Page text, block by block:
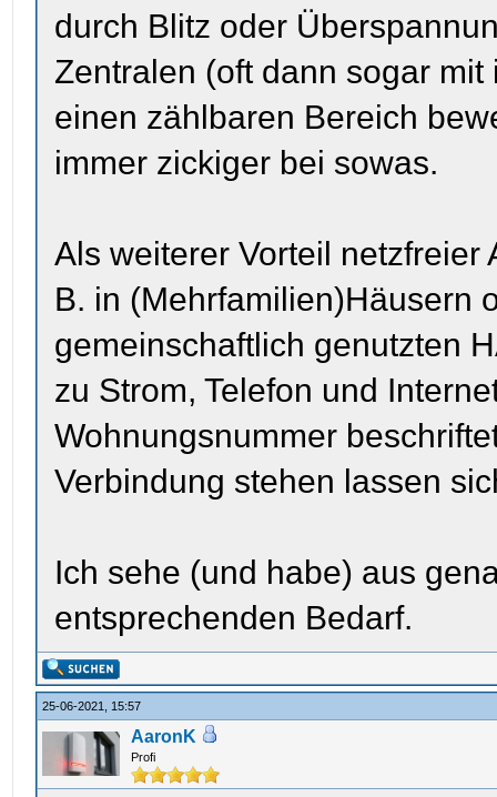
durch Blitz oder
Zentralen (oft dann sogar
einen zählbaren Bereich
immer zickiger bei sowas.
Als weiterer Vorteil
B. in (Mehrfamilien)Häusern
gemeinschaftlich genutzten
zu Strom, Telefon und
Wohnungsnummer
Verbindung stehen lassen
Ich sehe (und habe) aus
entsprechenden Bedarf.
25-06-2021, 15:57
AaronK
Profi